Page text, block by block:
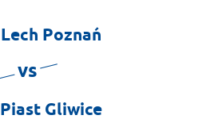
Lech Poznań
vs
Piast Gliwice